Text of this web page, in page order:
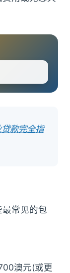
款完全指
常见的包
澳元(或更